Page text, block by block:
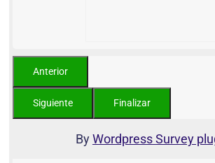
ByWordpress Survey